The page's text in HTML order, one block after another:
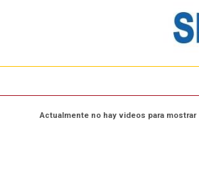
Actualmente no hay videos para mostrar